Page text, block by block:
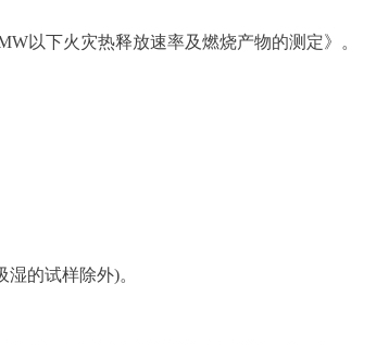
以下火灾热释放速率及燃烧产物的测定》。
的试样除外)。